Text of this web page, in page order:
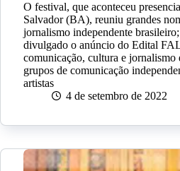
O festival, que aconteceu
Salvador (BA), reuniu grandes
jornalismo independente
divulgado o anúncio do Edital
comunicação, cultura e jornalismo
grupos de comunicação
artistas
4 de setembro de 2022